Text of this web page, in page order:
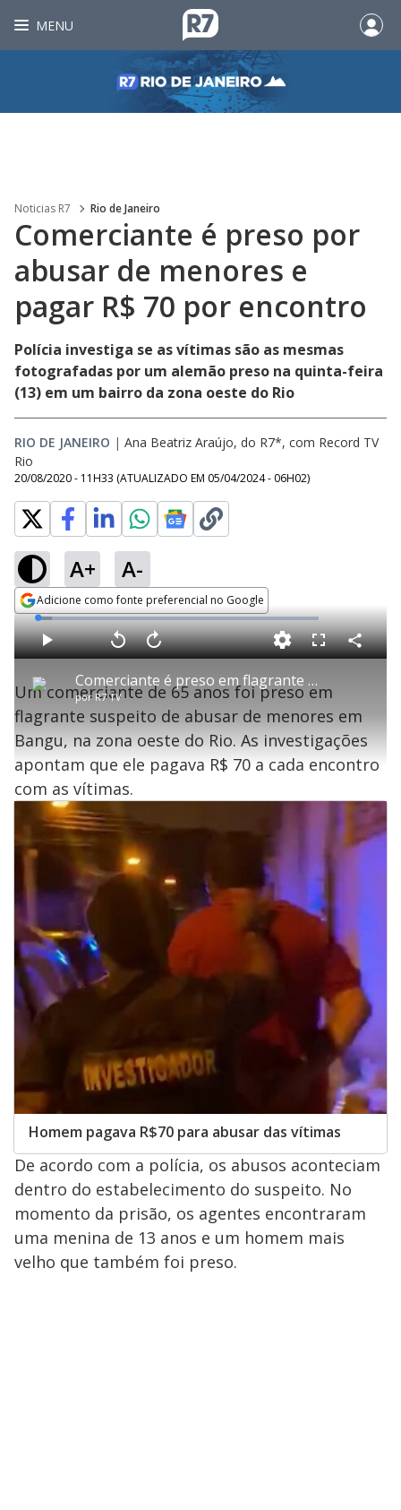
MENU
Noticias R7 Rio de Janeiro
Comerciante é preso por
abusar de menores e
pagar R$ 70 por encontro
Polícia investiga se as vítimas são as mesmas
fotografadas por um alemão preso na quinta-feira
(13) em um bairro da zona oeste do Rio
RIO DE JANEIRO | Ana Beatriz Araújo, do R7*, com Record TV
Rio
20/08/2020 - 11H33 (ATUALIZADO EM 05/04/2024 - 06H02)
A+ A-
Adicione como fonte preferencial no Google
Opens in new window
P
l
a
y
V
i
d
e
o
Comerciante é preso em flagrante por abusar de menores e pagar R$ 70 por encontro
por R7 TV
P V
t
a
r
0
s
e
g
n
s
A
n
ç
a
1
s
e
u
n
s
M
o
L
o
a
d
e
5
.
1
0
%
F
s
c
e
n
C
o
i
l
a
Um comerciante de 65 anos foi preso em
flagrante suspeito de abusar de menores em
Bangu, na zona oeste do Rio. As investigações
apontam que ele pagava R$ 70 a cada encontro
com as vítimas.
Homem pagava R$70 para abusar das vítimas
De acordo com a polícia, os abusos aconteciam
dentro do estabelecimento do suspeito. No
momento da prisão, os agentes encontraram
uma menina de 13 anos e um homem mais
velho que também foi preso.